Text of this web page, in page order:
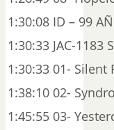
1:30:08 ID – 99
1:30:33 JAC-1183
1:30:33 01- Silent
1:38:10 02-
1:45:55 03-